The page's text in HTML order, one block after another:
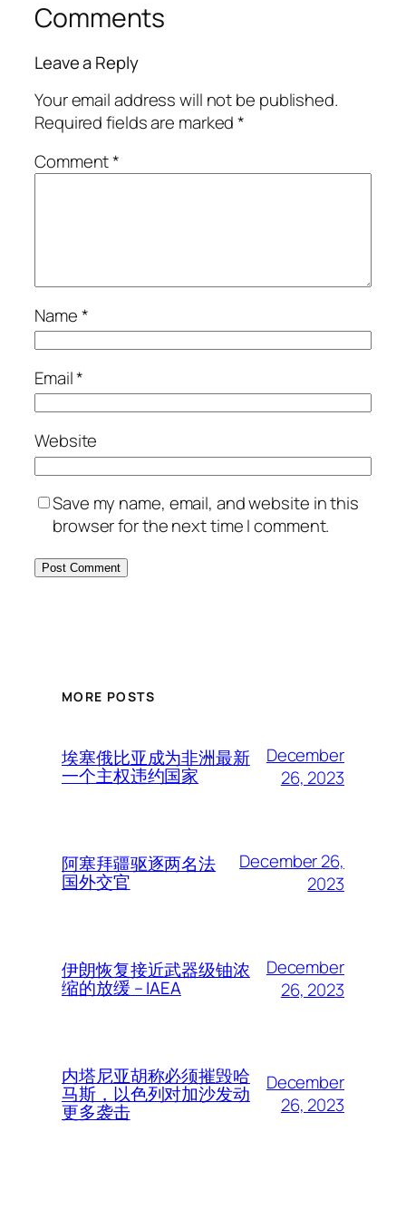
Comments
Leave a Reply
Your email address will not be published.
Required fields are marked*
Comment*
Name*
Email*
Website
Save my name, email, and website in this
browser for the next time I comment.
MORE POSTS
埃塞俄比亚成为非洲最新
一个主权违约国家
December
26, 2023
阿塞拜疆驱逐两名法
国外交官
December 26,
2023
伊朗恢复接近武器级铀浓
缩的放缓 – IAEA
December
26, 2023
内塔尼亚胡称必须摧毁哈
马斯，以色列对加沙发动
更多袭击
December
26, 2023